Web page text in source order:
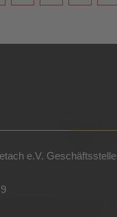
e.V. Geschäftsstelle